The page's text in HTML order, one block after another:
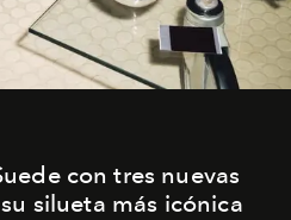
con tres nuevas
silueta más icónica